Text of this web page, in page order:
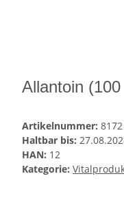
Allantoin
Artikelnummer: 8172
Haltbar bis:
HAN: 12
Kategorie: